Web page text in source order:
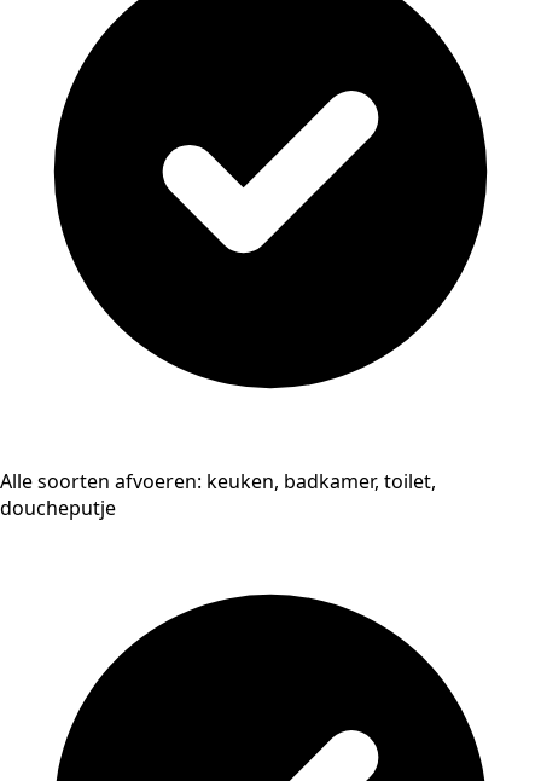
Alle soorten afvoeren: keuken, badkamer, toilet,
doucheputje